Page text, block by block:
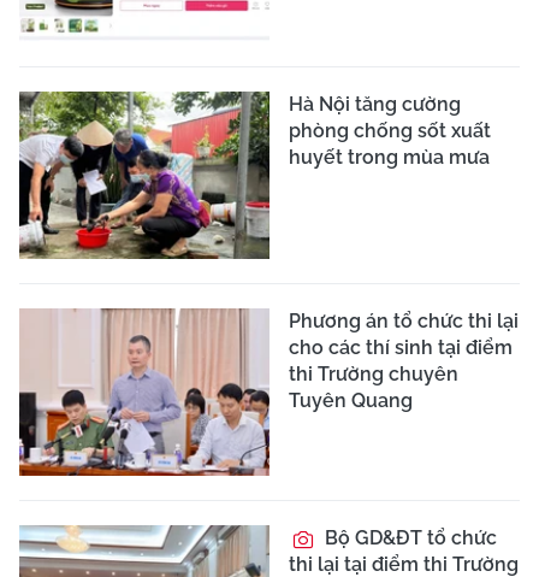
Hà Nội tăng cường
phòng chống sốt xuất
huyết trong mùa mưa
Phương án tổ chức thi lại
cho các thí sinh tại điểm
thi Trường chuyên
Tuyên Quang
Bộ GD&ĐT tổ chức
thi lại tại điểm thi Trường